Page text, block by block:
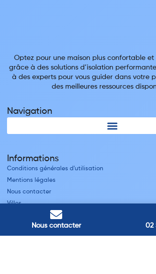
Nous contacter 02
Optez pour une maison plus confortable
grâce à des solutions d’isolation
à des experts pour vous guider dans votre
des meilleures ressources
Navigation
Informations
Conditions générales d'utilisation
Mentions légales
Nous contacter
Villes
Nos adresses
Louviers